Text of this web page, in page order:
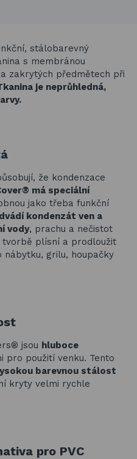
stálobarevný
s membránou
zakrytých předmětech při
je neprůhledná,
že kondenzace
má speciální
jako třeba funkční
kondenzát ven a
vody, prachu a nečistot
plísní a prodloužit
nábytku, grilu, houpačky
jsou hluboce
pro použití venku. Tento
barevnou stálost
kryty velmi rychle
pro PVC